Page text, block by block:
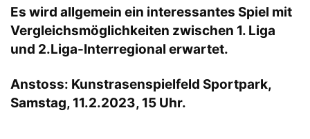
Es wird allgemein ein interessantes Spiel mit
Vergleichsmöglichkeiten zwischen 1. Liga
und 2.Liga-Interregional erwartet.
Anstoss: Kunstrasenspielfeld Sportpark,
Samstag, 11.2.2023, 15 Uhr.